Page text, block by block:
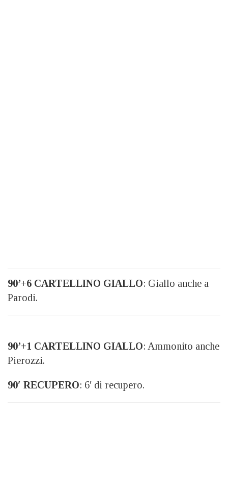
90’+6 CARTELLINO GIALLO: Giallo anche a
Parodi.
90’+1 CARTELLINO GIALLO: Ammonito anche
Pierozzi.
90′ RECUPERO: 6′ di recupero.